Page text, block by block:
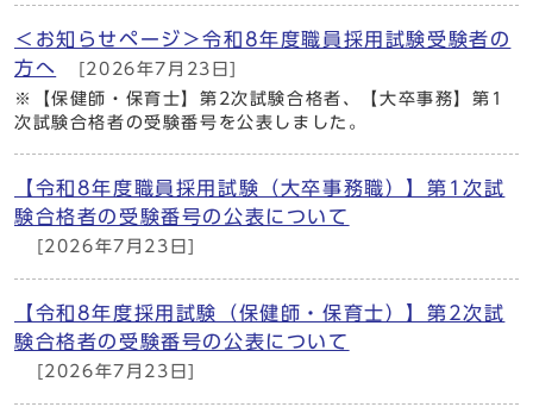
＜お知らせページ＞令和8年度職員採用試験受験者の
方へ
[2026年7月23日]
※【保健師・保育士】第2次試験合格者、【大卒事務】第1
次試験合格者の受験番号を公表しました。
【令和8年度職員採用試験（大卒事務職）】第1次試
験合格者の受験番号の公表について
[2026年7月23日]
【令和8年度採用試験（保健師・保育士）】第2次試
験合格者の受験番号の公表について
[2026年7月23日]